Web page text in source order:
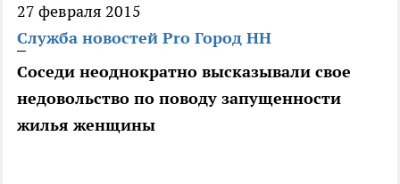
27 февраля 2015
Служба новостей Pro Город НН
Соседи неоднократно высказывали свое
недовольство по поводу запущенности
жилья женщины